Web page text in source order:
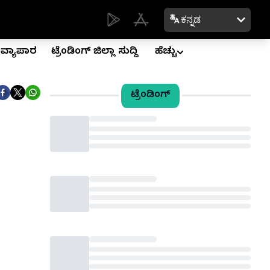
ಕನ್ನಡ
ವ್ಯಾಪಾರ ಟ್ರೆಂಡಿಂಗ್ ಜಿಲ್ಲಾ ಸುದ್ದಿ ಹೆಚ್ಚು
ಟ್ರೆಂಡಿಂಗ್